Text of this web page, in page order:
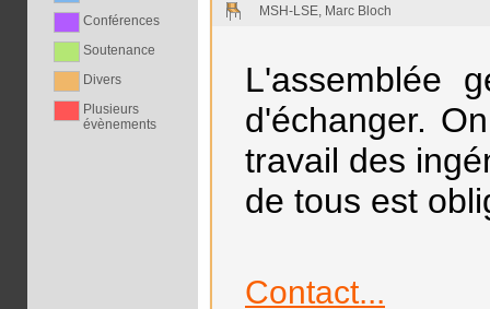
Conférences
Soutenance
Divers
Plusieurs
évènements
MSH-LSE, Marc Bloch
L'assemblée
d'échanger.
travail des
de tous est
Contact...